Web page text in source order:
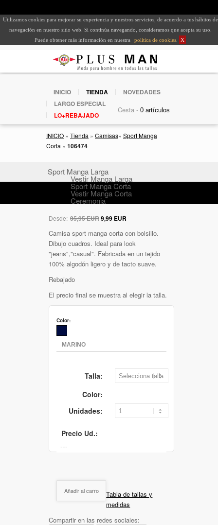
Utilizamos cookies para mejorar su experiencia y nuestros servicios, de acuerdo a tus hábitos de
navegación en nuestro sitio web. Si continúa navegando, consideramos que acepta su uso.
Puede obtener más información en nuestra
política de cookies X
INICIO TIENDA
NOVEDADES
LARGO ESPECIAL
LO+REBAJADO
Cesta -
INICIO » Tienda » Camisas» Sport Manga
Corta » 106474
Sport Manga Larga
Vestir Manga Larga
Sport Manga Corta
Vestir Manga Corta
Ceremonia
Desde: 35,95 EUR9,99 EUR
Camisa sport manga corta con bolsillo.
Dibujo cuadros. Ideal para look
"jeans","casual". Fabricada en un tejido
100% algodón ligero y de tacto suave.
Rebajado
El precio final se muestra al elegir la talla.
Color:
Talla:
Color:
Unidades:
Precio Ud.:
Añadir al carro
Tabla de tallas y
medidas
Compartir en las redes sociales: